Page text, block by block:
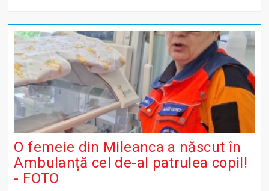
O femeie din Mileanca a născut în
Ambulanță cel de-al patrulea copil!
- FOTO